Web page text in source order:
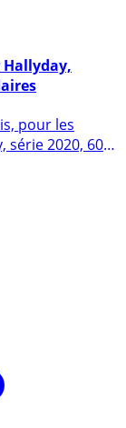
2020, 60